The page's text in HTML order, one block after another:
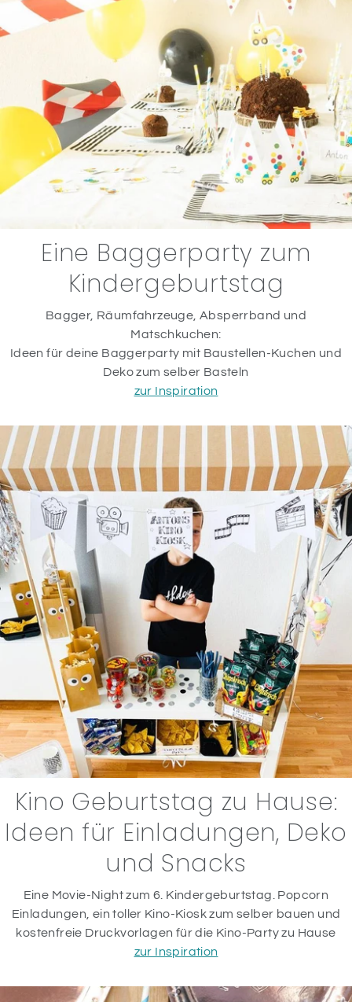
Eine Baggerparty zum
Kindergeburtstag
Bagger, Räumfahrzeuge, Absperrband und
Matschkuchen:
Ideen für deine Baggerparty mit Baustellen-Kuchen und
Deko zum selber Basteln
zur Inspiration
Kino Geburtstag zu Hause:
Ideen für Einladungen, Deko
und Snacks
Eine Movie-Night zum 6. Kindergeburtstag. Popcorn
Einladungen, ein toller Kino-Kiosk zum selber bauen und
kostenfreie Druckvorlagen für die Kino-Party zu Hause
zur Inspiration